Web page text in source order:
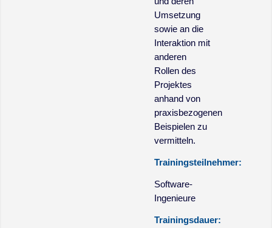
Umsetzung
sowie an die
Interaktion mit
anderen
Rollen des
Projektes
anhand von
praxisbezogenen
Beispielen zu
vermitteln.
Trainingsteilnehmer:
Software-
Ingenieure
Trainingsdauer: